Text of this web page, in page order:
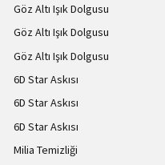
Göz Altı Işık Dolgusu
Göz Altı Işık Dolgusu
Göz Altı Işık Dolgusu
6D Star Askısı
6D Star Askısı
6D Star Askısı
Milia Temizliği